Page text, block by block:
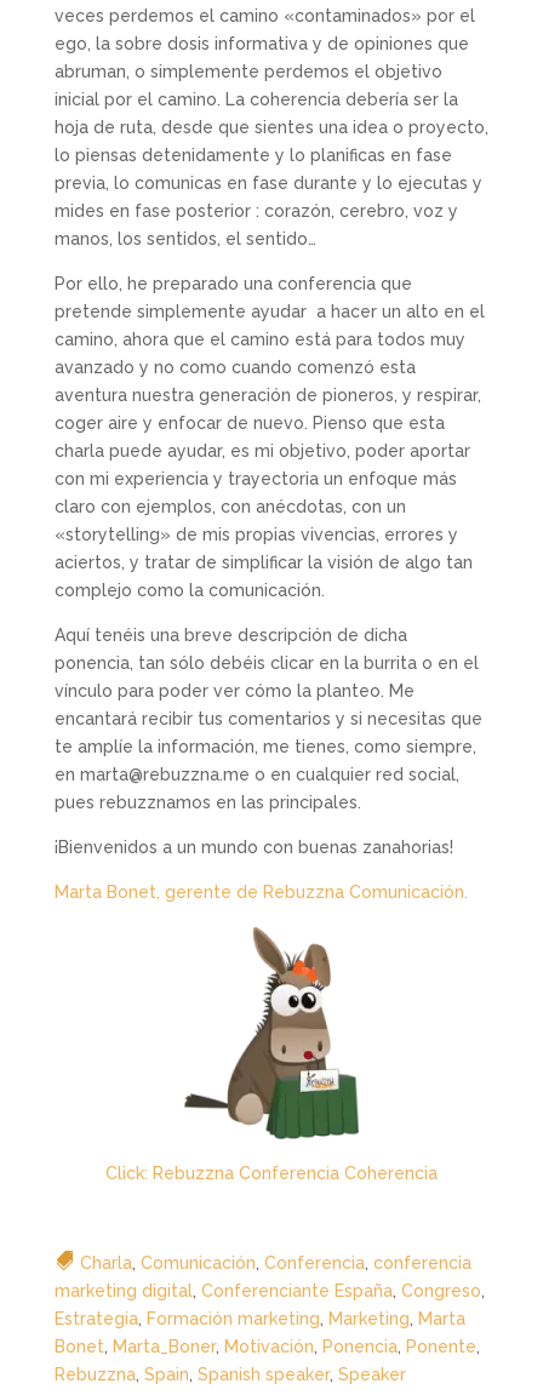
veces perdemos el camino «contaminados» por el
ego, la sobre dosis informativa y de opiniones que
abruman, o simplemente perdemos el objetivo
inicial por el camino. La coherencia debería ser la
hoja de ruta, desde que sientes una idea o proyecto,
lo piensas detenidamente y lo planificas en fase
previa, lo comunicas en fase durante y lo ejecutas y
mides en fase posterior : corazón, cerebro, voz y
manos, los sentidos, el sentido…
Por ello, he preparado una conferencia que
pretende simplemente ayudar a hacer un alto en el
camino, ahora que el camino está para todos muy
avanzado y no como cuando comenzó esta
aventura nuestra generación de pioneros, y respirar,
coger aire y enfocar de nuevo. Pienso que esta
charla puede ayudar, es mi objetivo, poder aportar
con mi experiencia y trayectoria un enfoque más
claro con ejemplos, con anécdotas, con un
«storytelling» de mis propias vivencias, errores y
aciertos, y tratar de simplificar la visión de algo tan
complejo como la comunicación.
Aquí tenéis una breve descripción de dicha
ponencia, tan sólo debéis clicar en la burrita o en el
vínculo para poder ver cómo la planteo. Me
encantará recibir tus comentarios y si necesitas que
te amplíe la información, me tienes, como siempre,
en marta@rebuzzna.me o en cualquier red social,
pues rebuzznamos en las principales.
¡Bienvenidos a un mundo con buenas zanahorias!
Marta Bonet, gerente de Rebuzzna Comunicación.
Click: Rebuzzna Conferencia Coherencia
Charla, Comunicación Conferencia, conferencia
marketing digital, Conferenciante España, Congreso
Estrategia, Formación marketing Marketing
Marta
Bonet, Marta_Boner, Motivación Ponencia, Ponente
Rebuzzna, Spain Spanish speaker, Speaker